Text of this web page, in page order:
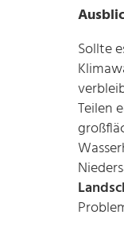
Sollte
Teilen